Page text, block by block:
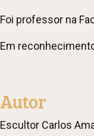
Foi professor na
Em
Autor
Escultor Carlos